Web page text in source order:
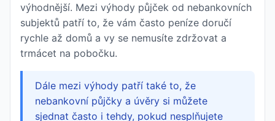
výhodnější. Mezi výhody půjček od nebankovních
subjektů patří to, že vám často peníze doručí
rychle až domů a vy se nemusíte zdržovat a
trmácet na pobočku.
Dále mezi výhody patří také to, že
nebankovní půjčky a úvěry si můžete
sjednat často i tehdy, pokud nesplňujete